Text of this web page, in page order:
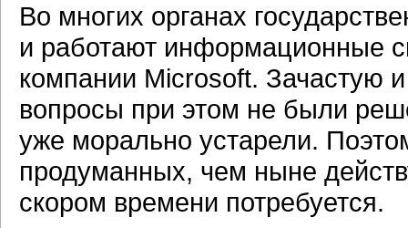
Во многих органах
и работают информационные
компании Microsoft. Зачастую
вопросы при этом не были
уже морально устарели.
продуманных, чем ныне
скором времени потребуется.